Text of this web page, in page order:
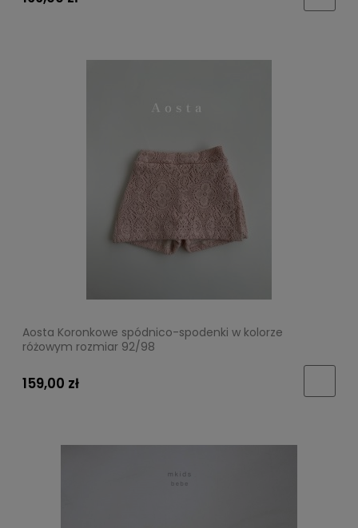
Aosta Koronkowe spódnico-spodenki w kolorze
różowym rozmiar 92/98
159,00 zł